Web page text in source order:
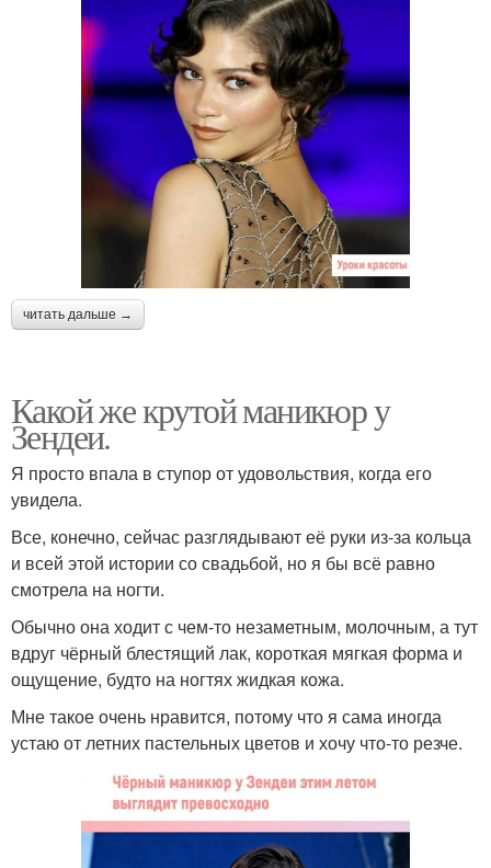
читать дальше →
Какой же крутой маникюр у
Зендеи.
Я просто впала в ступор от удовольствия, когда его
увидела.
Все, конечно, сейчас разглядывают её руки из-за кольца
и всей этой истории со свадьбой, но я бы всё равно
смотрела на ногти.
Обычно она ходит с чем-то незаметным, молочным, а тут
вдруг чёрный блестящий лак, короткая мягкая форма и
ощущение, будто на ногтях жидкая кожа.
Мне такое очень нравится, потому что я сама иногда
устаю от летних пастельных цветов и хочу что-то резче.